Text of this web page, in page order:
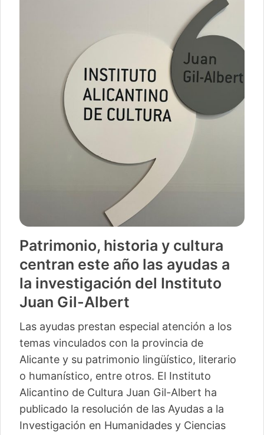
Patrimonio, historia y cultura
centran este año las ayudas a
la investigación del Instituto
Juan Gil-Albert
Las ayudas prestan especial atención a los
temas vinculados con la provincia de
Alicante y su patrimonio lingüístico, literario
o humanístico, entre otros. El Instituto
Alicantino de Cultura Juan Gil-Albert ha
publicado la resolución de las Ayudas a la
Investigación en Humanidades y Ciencias